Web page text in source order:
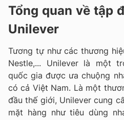
Tổng quan về tập
Unilever
Tương tự như các thương
Nestle,... Unilever là một
quốc gia được ưa chuộng
có cả Việt Nam. Là một
đầu thế giới, Unilever cung
mặt hàng như tiêu dùng